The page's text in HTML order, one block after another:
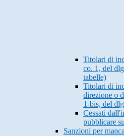
Titolari di
co. 1, del
tabelle)
Titolari di
direzione o
1-bis, del
Cessati
pubblicare
Sanzioni per